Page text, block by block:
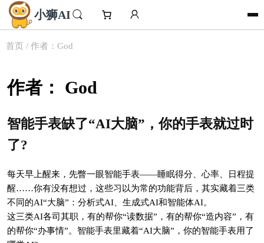
容
小狮AI
索
首页 / 作者：God
作者： God
智能手表缺了“AI大脑”，你的手表就过时
了?
每天早上醒来，先瞥一眼智能手表——睡眠得分、心率、日程提
醒……你有没有想过，这些习以为常的功能背后，其实藏着三类
不同的AI“大脑”：分析式AI、生成式AI和智能体AI。
这三类AI各司其职，有的帮你“读数据”，有的帮你“造内容”，有
的帮你“办事情”。智能手表里藏着“AI大脑”，你的智能手表用了